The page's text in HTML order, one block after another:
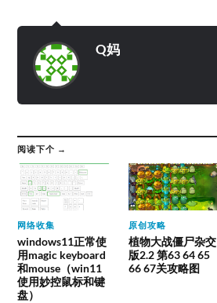
Q妈
阅读下个 →
网络收集
windows11正常使
用magic keyboard
和mouse（win11
使用妙控鼠标和键
盘）
原创攻略
植物大战僵尸杂交
版2.2 第63 64 65
66 67关攻略图